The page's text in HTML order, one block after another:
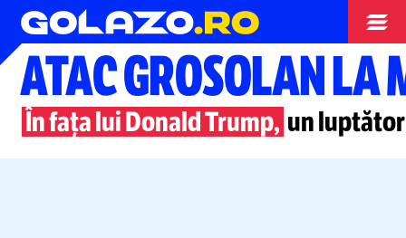
Box
ATAC GROSOLAN
În fața lui Donald Trump, un